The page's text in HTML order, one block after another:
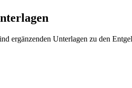
ergänzenden Unterlagen zu den